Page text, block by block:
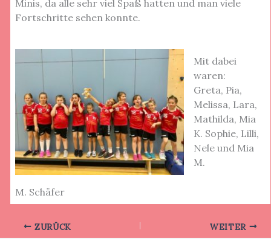
Minis, da alle sehr viel Spaß hatten und man viele
Fortschritte sehen konnte.
Mit dabei
waren:
Greta, Pia,
Melissa, Lara,
Mathilda, Mia
K. Sophie, Lilli,
Nele und Mia
M.
M. Schäfer
ZURÜCK WEITER